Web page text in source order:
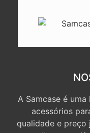
A Samcase é
acessórios
qualidade e